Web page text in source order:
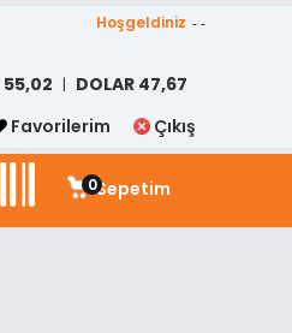
Hoşgeldiniz - -
55,02 | DOLAR 47,67
Favorilerim Çıkış
Sepetim
0